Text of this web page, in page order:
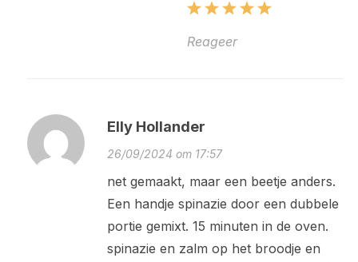
Reageer
Elly Hollander
26/09/2024 om 17:57
net gemaakt, maar een beetje anders.
Een handje spinazie door een dubbele
portie gemixt. 15 minuten in de oven.
spinazie en zalm op het broodje en